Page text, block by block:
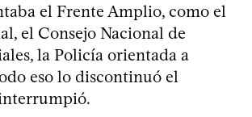
el Frente Amplio, como el
el Consejo Nacional de
la Policía orientada a
eso lo discontinuó el